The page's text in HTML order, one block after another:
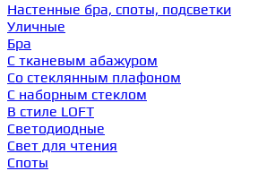
Настенные бра, споты, подсветки
Уличные
Бра
С тканевым абажуром
Со стеклянным плафоном
С наборным стеклом
В стиле LOFT
Светодиодные
Свет для чтения
Споты